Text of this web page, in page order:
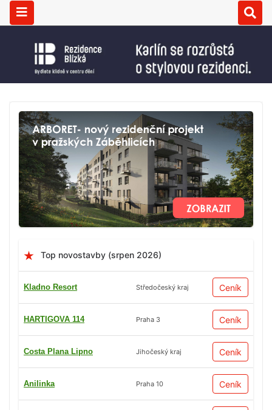
Top novostavby (srpen 2026)
Kladno Resort Středočeský kraj Ceník
HARTIGOVA 114 Praha 3 Ceník
Costa Plana Lipno Jihočeský kraj Ceník
Anilinka Praha 10 Ceník